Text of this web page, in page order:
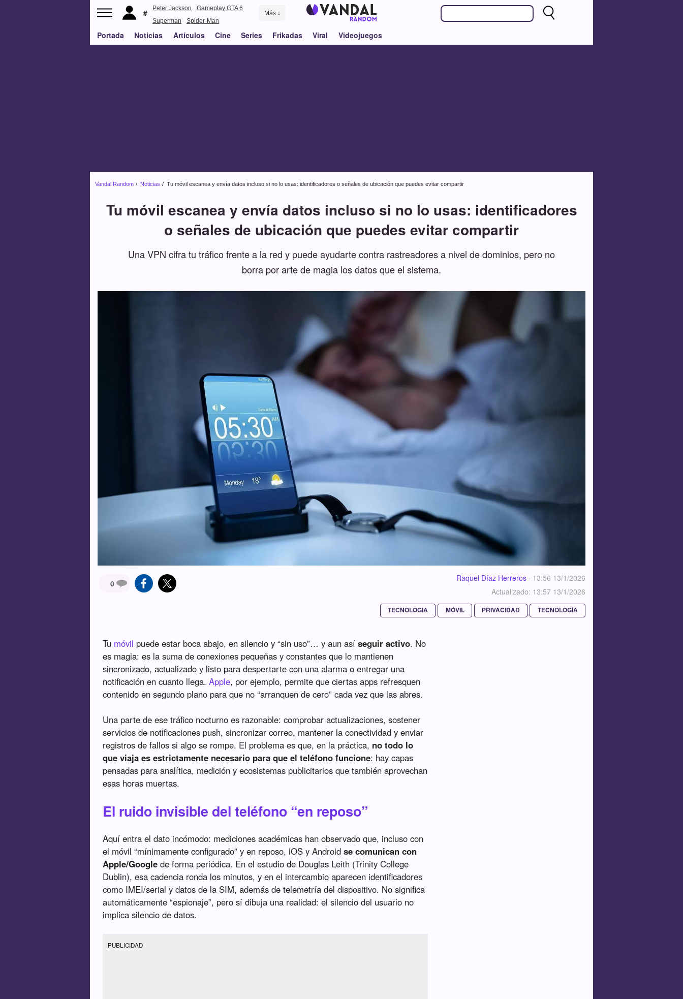
Peter Jackson
Gameplay GTA 6
Superman
Spider-Man
Más ↓
Portada Noticias Artículos Cine Series Frikadas Viral Videojuegos
Vandal Random Noticias Tu móvil escanea y envía datos incluso si no lo usas: identificadores o señales de ubicación que puedes evitar compartir
Tu móvil escanea y envía datos incluso si no lo usas: identificadores
o señales de ubicación que puedes evitar compartir
Una VPN cifra tu tráfico frente a la red y puede ayudarte contra rastreadores a nivel de dominios, pero no
borra por arte de magia los datos que el sistema.
0
Raquel Díaz Herreros · 13:56 13/1/2026
Actualizado: 13:57 13/1/2026
TECNOLOGIA MÓVIL PRIVACIDAD TECNOLOGÍA
Tu móvil puede estar boca abajo, en silencio y “sin uso”… y aun asíseguir activo. No
es magia: es la suma de conexiones pequeñas y constantes que lo mantienen
sincronizado, actualizado y listo para despertarte con una alarma o entregar una
notificación en cuanto llega.Apple, por ejemplo, permite que ciertas apps refresquen
contenido en segundo plano para que no “arranquen de cero” cada vez que las abres.
Una parte de ese tráfico nocturno es razonable: comprobar actualizaciones, sostener
servicios de notificaciones push, sincronizar correo, mantener la conectividad y enviar
registros de fallos si algo se rompe. El problema es que, en la práctica, no todo lo
que viaja es estrictamente necesario para que el teléfono funcione: hay capas
pensadas para analítica, medición y ecosistemas publicitarios que también aprovechan
esas horas muertas.
El ruido invisible del teléfono “en reposo”
Aquí entra el dato incómodo: mediciones académicas han observado que, incluso con
el móvil “mínimamente configurado” y en reposo, iOS y Androidse comunican con
Apple/Google de forma periódica. En el estudio de Douglas Leith (Trinity College
Dublin), esa cadencia ronda los minutos, y en el intercambio aparecen identificadores
como IMEI/serial y datos de la SIM, además de telemetría del dispositivo. No significa
automáticamente “espionaje”, pero sí dibuja una realidad: el silencio del usuario no
implica silencio de datos.
PUBLICIDAD